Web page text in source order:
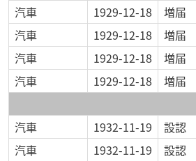
汽車
1929-12-18
増届
汽車
1929-12-18
増届
汽車
1929-12-18
増届
汽車
1929-12-18 増届
汽車 1932-11-19 設認
汽車
1932-11-19 設認